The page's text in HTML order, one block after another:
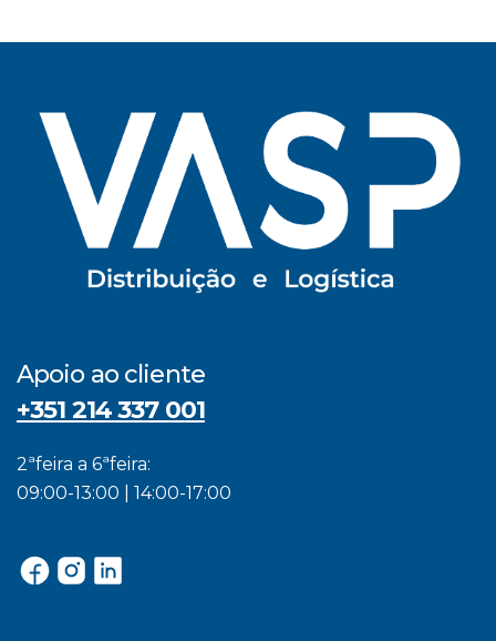
Apoio ao cliente
+351 214 337 001
2ªfeira a 6ªfeira:
09:00-13:00 | 14:00-17:00